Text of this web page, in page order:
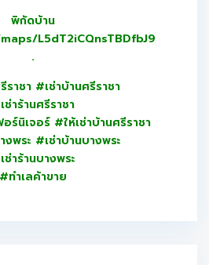
พิกัดบ้าน
L5dT2iCQnsTBDfbJ9
.
ราชา #เช่าบ้านศรีราชา
ช่าร้านศรีราชา
ร์นิเจอร์ #ให้เช่าบ้านศรีราชา
งพระ #เช่าบ้านบางพระ
ช่าร้านบางพระ
#ทำเลค้าขาย